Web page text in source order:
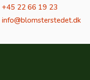
+45 22 66 19 23
info@blomsterstedet.dk